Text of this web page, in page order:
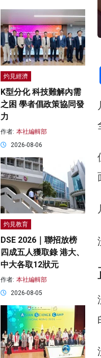
灼見經濟
K型分化 科技難解內需
之困 學者倡政策協同發
力
作者: 本社編輯部
2026-08-06
灼見教育
DSE 2026｜聯招放榜
四成五人獲取錄 港大、
中大各取12狀元
作者: 本社編輯部
2026-08-05